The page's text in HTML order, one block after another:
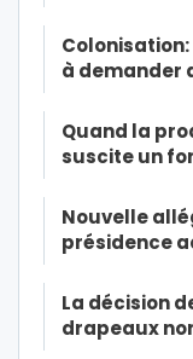
à demander
Quand la
suscite un
Nouvelle
présidence
La décision
drapeaux